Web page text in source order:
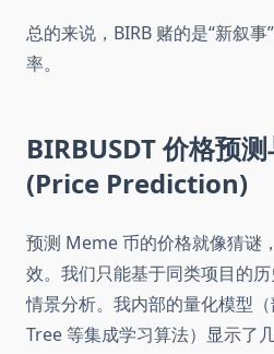
总的来说，BIRB 赌的是“新叙事
率。
BIRBUSDT 价格预
(Price Prediction)
预测 Meme 币的价格就像猜谜
效。我们只能基于同类项目的
情景分析。我内部的量化模型
Tree 等集成学习算法）显示了